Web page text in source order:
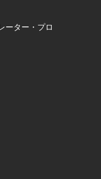
ーター・プロ